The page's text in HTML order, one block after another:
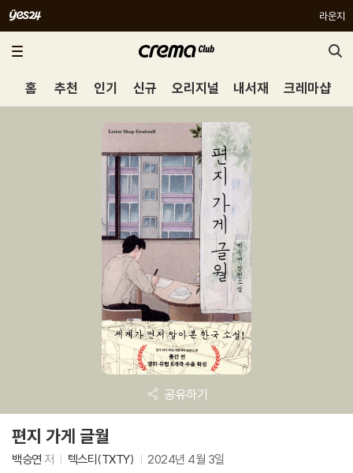
라운지
홈 추천 인기 신규 오리지널 내서재 크레마샵
공유하기
편지 가게 글월
백승연 저 텍스티(TXTY) 2024년 4월 3일